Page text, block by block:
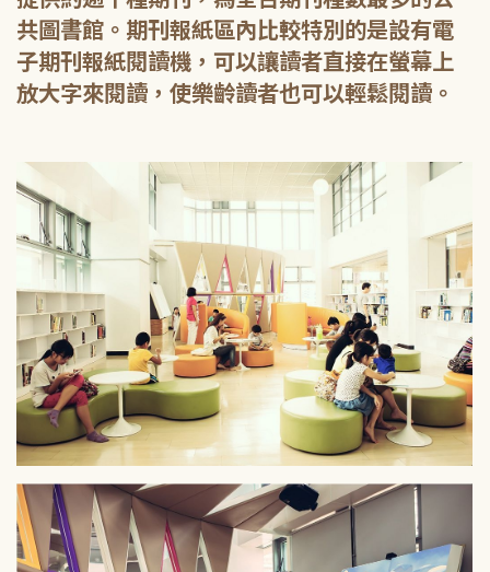
共圖書館。期刊報紙區內比較特別的是設有電
子期刊報紙閱讀機，可以讓讀者直接在螢幕上
放大字來閱讀，使樂齡讀者也可以輕鬆閱讀。